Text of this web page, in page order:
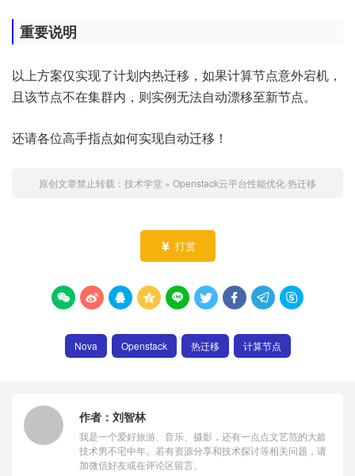
重要说明
以上方案仅实现了计划内热迁移，如果计算节点意外宕机，
且该节点不在集群内，则实例无法自动漂移至新节点。
还请各位高手指点如何实现自动迁移！
原创文章禁止转载： 技术学堂 » Openstack云平台性能优化·热迁移
 打赏
        
Nova Openstack 热迁移 计算节点
作者： 刘智林
我是一个爱好旅游、音乐、摄影，还有一点点文艺范的大龄
技术男不宅中年。若有资源分享和技术探讨等相关问题，请
加微信好友或在评论区留言。